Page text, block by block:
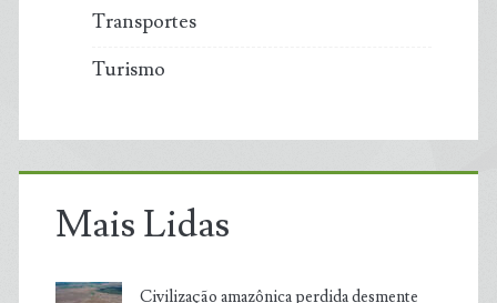
Transportes
Turismo
Mais Lidas
Civilização amazônica perdida desmente